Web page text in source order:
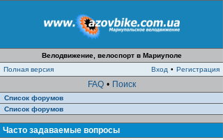
Велодвижение, велоспорт в Мариуполе
Полная версия
Вход • Регистрация
FAQ • Поиск
Список форумов
Список форумов
Часто задаваемые вопросы